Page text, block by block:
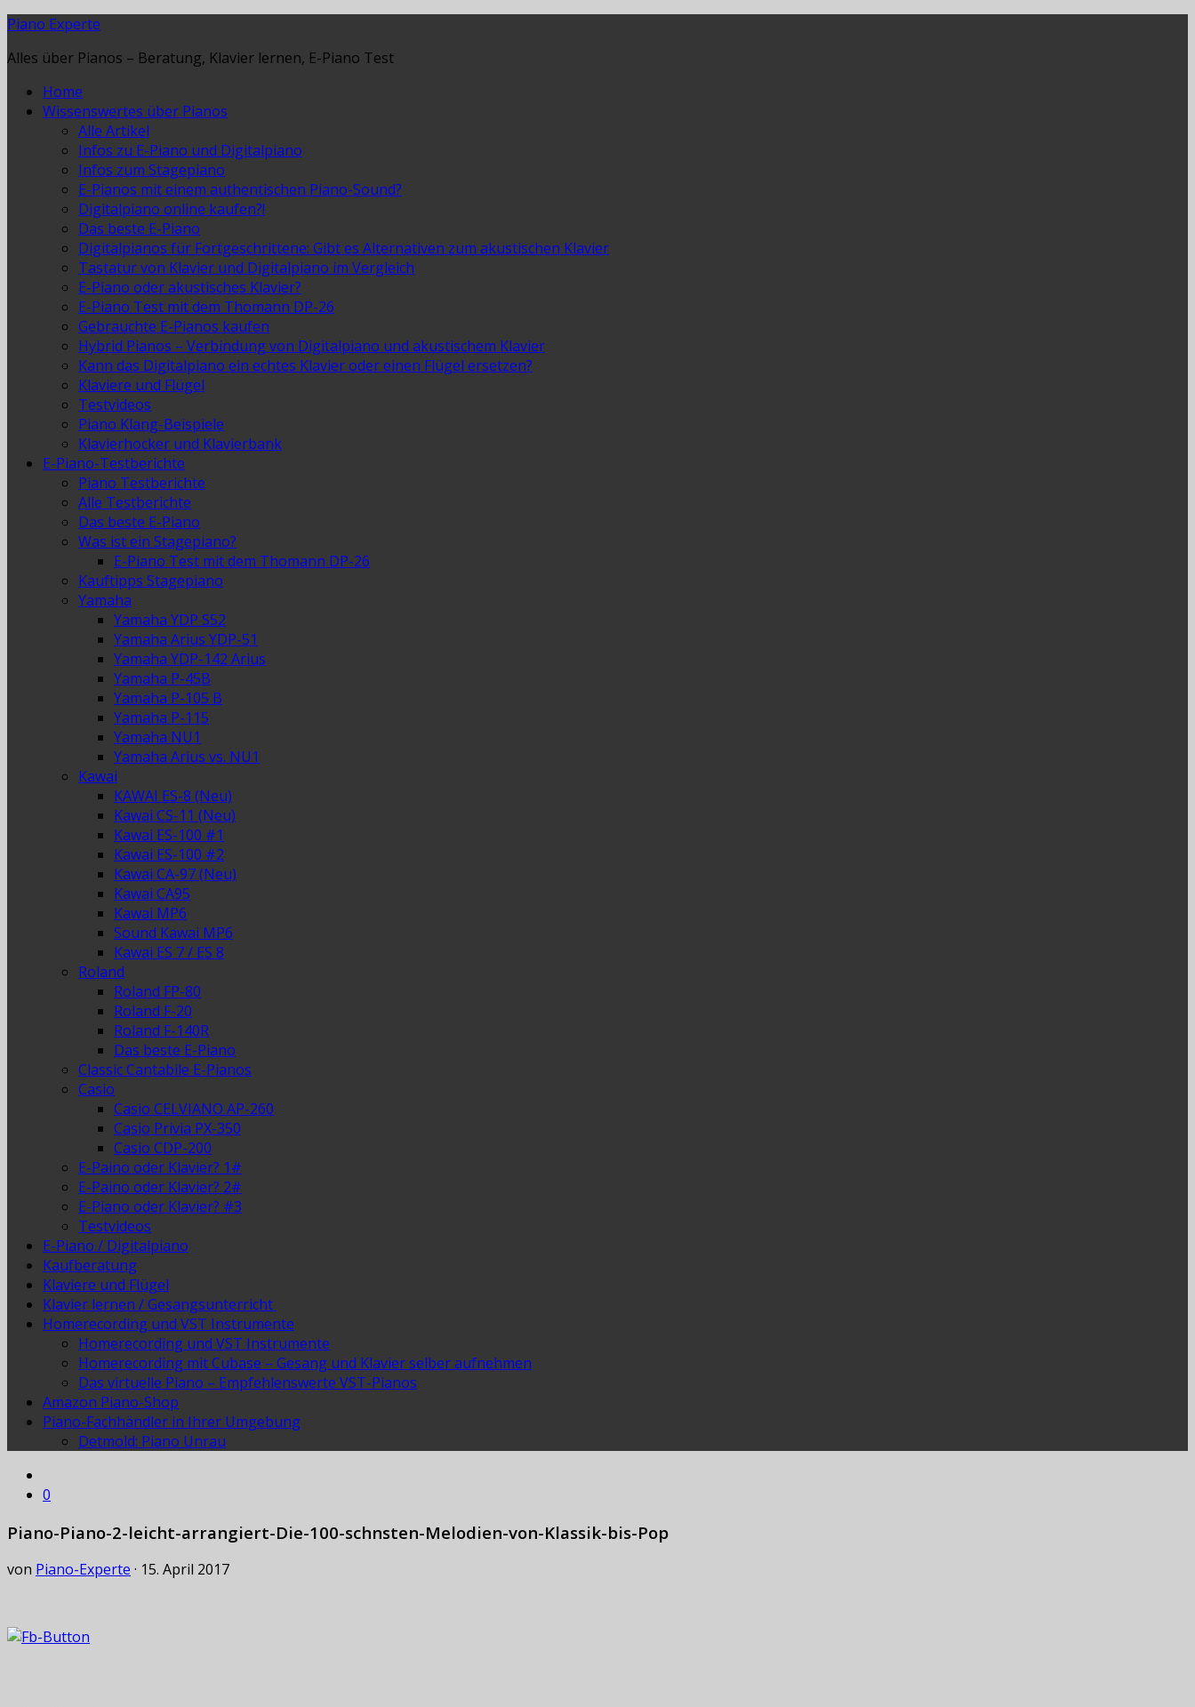
Piano Experte
Alles über Pianos – Beratung, Klavier lernen, E-Piano Test
Home
Wissenswertes über Pianos
Alle Artikel
Infos zu E-Piano und Digitalpiano
Infos zum Stagepiano
E-Pianos mit einem authentischen Piano-Sound?
Digitalpiano online kaufen?!
Das beste E-Piano
Digitalpianos für Fortgeschrittene: Gibt es Alternativen zum akustischen Klavier
Tastatur von Klavier und Digitalpiano im Vergleich
E-Piano oder akustisches Klavier?
E-Piano Test mit dem Thomann DP-26
Gebrauchte E-Pianos kaufen
Hybrid Pianos – Verbindung von Digitalpiano und akustischem Klavier
Kann das Digitalpiano ein echtes Klavier oder einen Flügel ersetzen?
Klaviere und Flügel
Testvideos
Piano Klang-Beispiele
Klavierhocker und Klavierbank
E-Piano-Testberichte
Piano Testberichte
Alle Testberichte
Das beste E-Piano
Was ist ein Stagepiano?
E-Piano Test mit dem Thomann DP-26
Kauftipps Stagepiano
Yamaha
Yamaha YDP S52
Yamaha Arius YDP-51
Yamaha YDP-142 Arius
Yamaha P-45B
Yamaha P-105 B
Yamaha P-115
Yamaha NU1
Yamaha Arius vs. NU1
Kawai
KAWAI ES-8 (Neu)
Kawai CS-11 (Neu)
Kawai ES-100 #1
Kawai ES-100 #2
Kawai CA-97 (Neu)
Kawai CA95
Kawai MP6
Sound Kawai MP6
Kawai ES 7 / ES 8
Roland
Roland FP-80
Roland F-20
Roland F-140R
Das beste E-Piano
Classic Cantabile E-Pianos
Casio
Casio CELVIANO AP-260
Casio Privia PX-350
Casio CDP-200
E-Paino oder Klavier? 1#
E-Paino oder Klavier? 2#
E-Piano oder Klavier? #3
Testvideos
E-Piano / Digitalpiano
Kaufberatung
Klaviere und Flügel
Klavier lernen / Gesangsunterricht
Homerecording und VST Instrumente
Homerecording und VST Instrumente
Homerecording mit Cubase – Gesang und Klavier selber aufnehmen
Das virtuelle Piano – Empfehlenswerte VST-Pianos
Amazon Piano-Shop
Piano-Fachhändler in Ihrer Umgebung
Detmold: Piano Unrau
0
Piano-Piano-2-leicht-arrangiert-Die-100-schnsten-Melodien-von-Klassik-bis-Pop
von Piano-Experte · 15. April 2017